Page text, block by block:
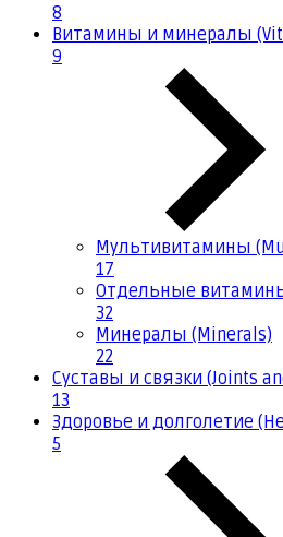
8
Витамины и минералы
9
Мультивитамины
17
Отдельные
32
Минералы (Minerals)
22
Суставы и связки (Joints
13
Здоровье и долголетие
5